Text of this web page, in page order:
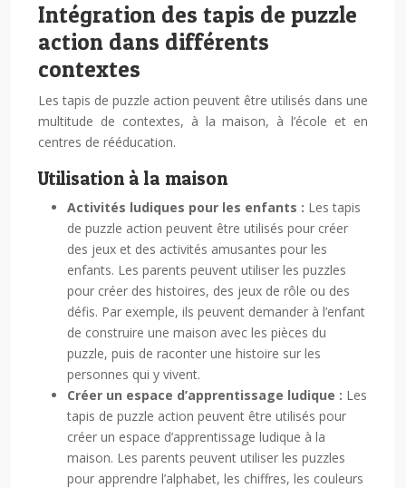
Intégration des tapis de puzzle
action dans différents
contextes
Les tapis de puzzle action peuvent être utilisés dans une
multitude de contextes, à la maison, à l’école et en
centres de rééducation.
Utilisation à la maison
Activités ludiques pour les enfants : Les tapis
de puzzle action peuvent être utilisés pour créer
des jeux et des activités amusantes pour les
enfants. Les parents peuvent utiliser les puzzles
pour créer des histoires, des jeux de rôle ou des
défis. Par exemple, ils peuvent demander à l’enfant
de construire une maison avec les pièces du
puzzle, puis de raconter une histoire sur les
personnes qui y vivent.
Créer un espace d’apprentissage ludique : Les
tapis de puzzle action peuvent être utilisés pour
créer un espace d’apprentissage ludique à la
maison. Les parents peuvent utiliser les puzzles
pour apprendre l’alphabet, les chiffres, les couleurs